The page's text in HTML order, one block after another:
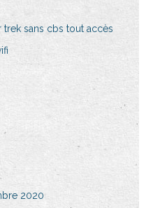
trek sans cbs tout accès
2020